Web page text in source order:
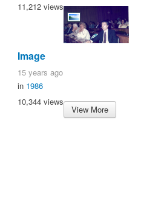
11,212 views
Image
15 years ago
in 1986
10,344 views
View More